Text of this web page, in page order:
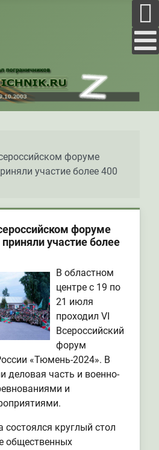
форуме
участие более 400
форуме
участие более
В областном
центре с 19 по
21 июля
проходил VI
Всероссийский
форум
«Тюмень-2024». В
деловая часть и военно-
и
круглый стол
общественных